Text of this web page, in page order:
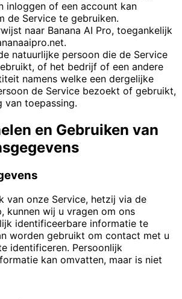
inloggen of een account kan
de Service te gebruiken.
naar Banana AI Pro, toegankelijk
natuurlijke persoon die de Service
of het bedrijf of een andere
namens welke een dergelijke
de Service bezoekt of gebruikt,
van toepassing.
en Gebruiken van
van onze Service, hetzij via de
kunnen wij u vragen om ons
identificeerbare informatie te
worden gebruikt om contact met u
identificeren. Persoonlijk
kan omvatten, maar is niet